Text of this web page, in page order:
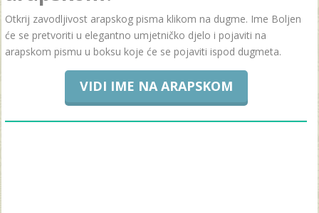
Otkrij zavodljivost arapskog pisma klikom na dugme. Ime Boljen
će se pretvoriti u elegantno umjetničko djelo i pojaviti na
arapskom pismu u boksu koje će se pojaviti ispod dugmeta.
VIDI IME NA ARAPSKOM